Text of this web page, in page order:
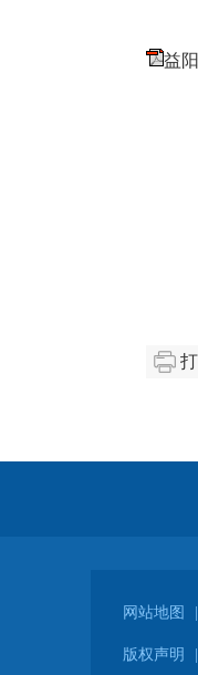
益
网站地图
版权声明